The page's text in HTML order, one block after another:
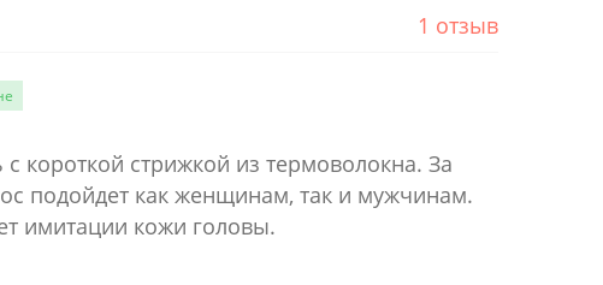
1 отзыв
короткой стрижкой из термоволокна. За
подойдет как женщинам, так и мужчинам.
имитации кожи головы.